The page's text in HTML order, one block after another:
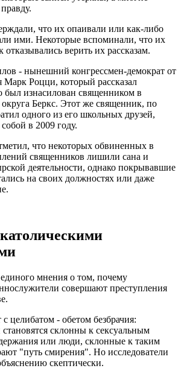
что их опаивали или как-либо
ими. Некоторые вспоминали, что их
верить их рассказам.
- нынешний конгрессмен-демократ от
Марк Роцци, который рассказал
изнасилован священником в
Беркс. Этот же священник, по
одного из его школьных друзей,
в 2009 году.
что некоторых обвиненных в
священников лишили сана и
деятельности, однако покрывавшие
на своих должностях или даже
мнения о том, почему
совершают преступления
целибатом - обетом безбрачия:
склонны к сексуальным
или люди, склонные к таким
"путь смирения". Но исследователи
скептически.